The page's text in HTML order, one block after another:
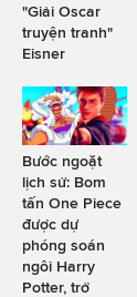
"Giải Oscar
truyện tranh"
Eisner
Bước ngoặt
lịch sử: Bom
tấn One Piece
được dự
phóng soán
ngôi Harry
Potter, trở